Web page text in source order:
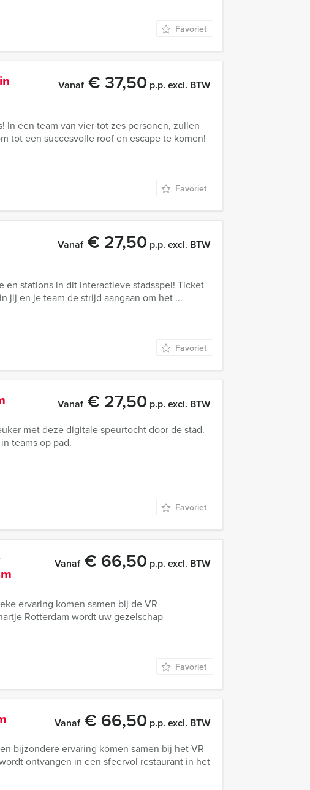
Favoriet
Vanaf€ 37,50 p.p. excl. BTW
In een team van vier tot zes personen, zullen
tot een succesvolle roof en escape te komen!
Favoriet
Vanaf€ 27,50 p.p. excl. BTW
en stations in dit interactieve stadsspel! Ticket
jij en je team de strijd aangaan om het ...
Favoriet
Vanaf€ 27,50 p.p. excl. BTW
met deze digitale speurtocht door de stad.
teams op pad.
Favoriet
Vanaf€ 66,50 p.p. excl. BTW
ervaring komen samen bij de VR-
Rotterdam wordt uw gezelschap
Favoriet
Vanaf€ 66,50 p.p. excl. BTW
bijzondere ervaring komen samen bij het VR
ontvangen in een sfeervol restaurant in het